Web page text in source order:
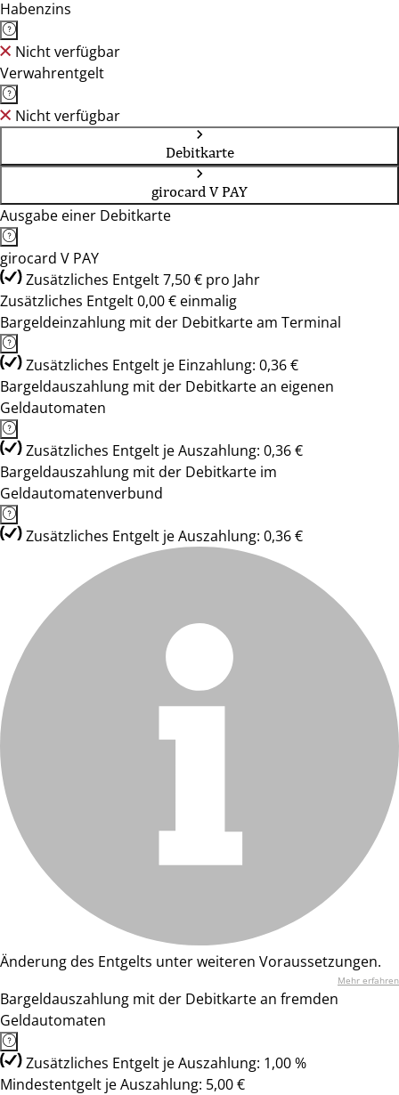
Habenzins
Nicht verfügbar
Verwahrentgelt
Nicht verfügbar
Debitkarte
girocard V PAY
Ausgabe einer Debitkarte
girocard V PAY
Zusätzliches Entgelt 7,50 € pro Jahr
Zusätzliches Entgelt 0,00 € einmalig
Bargeldeinzahlung mit der Debitkarte am Terminal
Zusätzliches Entgelt je Einzahlung: 0,36 €
Bargeldauszahlung mit der Debitkarte an eigenen
Geldautomaten
Zusätzliches Entgelt je Auszahlung: 0,36 €
Bargeldauszahlung mit der Debitkarte im
Geldautomatenverbund
Zusätzliches Entgelt je Auszahlung: 0,36 €
Änderung des Entgelts unter weiteren Voraussetzungen.
Mehr erfahren
Bargeldauszahlung mit der Debitkarte an fremden
Geldautomaten
Zusätzliches Entgelt je Auszahlung: 1,00 %
Mindestentgelt je Auszahlung: 5,00 €